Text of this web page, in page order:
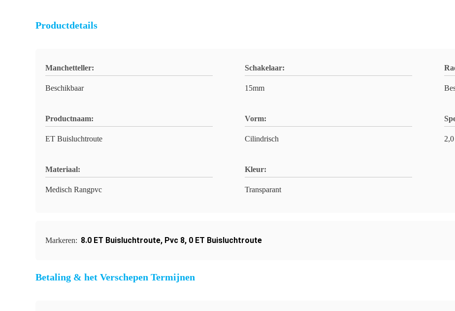
Productdetails
Manchetteller:
Beschikbaar
Schakelaar:
15mm
Productnaam:
ET Buisluchtroute
Vorm:
Cilindrisch
Materiaal:
Medisch Rangpvc
Kleur:
Transparant
Markeren: 8.0 ET Buisluchtroute, Pvc 8, 0 ET Buisluchtroute
Betaling & het Verschepen Termijnen